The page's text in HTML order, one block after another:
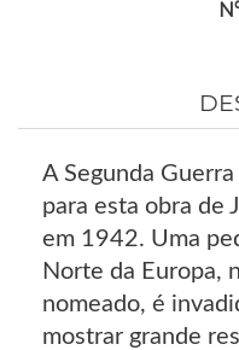
A Segunda
para esta obra de
em 1942. Uma
Norte da Europa,
nomeado, é
mostrar grande